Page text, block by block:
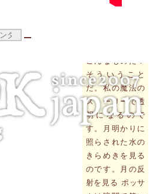
こんなものだ！
そういうこと
だ。私の魔法の
ストーリーで透
明になるので
す。月明かりに
照らされた水の
きらめきを見る
のです。月の反
射を見る ポッサ